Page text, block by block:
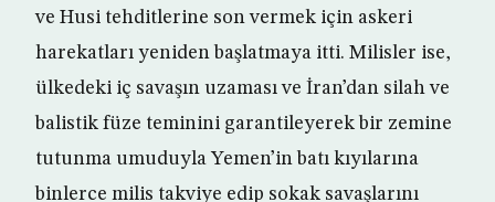
ve Husi tehditlerine son vermek için askeri
harekatları yeniden başlatmaya itti. Milisler ise,
ülkedeki iç savaşın uzaması ve İran’dan silah ve
balistik füze teminini garantileyerek bir zemine
tutunma umuduyla Yemen’in batı kıyılarına
binlerce milis takviye edip sokak savaşlarını